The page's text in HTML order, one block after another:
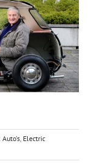
Auto's Electric